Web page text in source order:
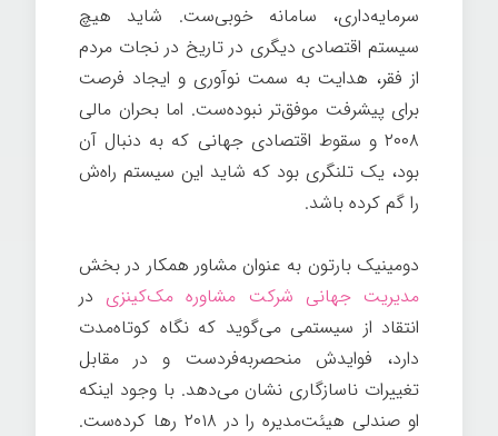
سرمایه‌داری، سامانه خوبی‌ست. شاید هیچ
سیستم اقتصادی دیگری در تاریخ در نجات مردم
از فقر، هدایت به سمت نوآوری و ایجاد فرصت
برای پیشرفت موفق‌تر نبوده‌ست. اما بحران مالی
۲۰۰۸ و سقوط اقتصادی جهانی که به دنبال آن
بود، یک تلنگری بود که شاید این سیستم راه‌ش
را گم کرده باشد.
دومینیک بارتون به عنوان مشاور همکار در بخش
مدیریت جهانی شرکت مشاوره مک‌کینزی در
انتقاد از سیستمی می‌گوید که نگاه کوتاه‌مدت
دارد، فوایدش منحصربه‌فردست و در مقابل
تغییرات ناسازگاری نشان می‌دهد. با وجود اینکه
او صندلی هیئت‌مدیره را در ۲۰۱۸ رها کرده‌ست.